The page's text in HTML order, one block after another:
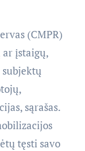
(CMPR) 
įstaigų,
sąrašas.
tęsti savo